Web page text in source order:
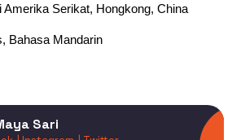
Amerika Serikat, Hongkong, China
Bahasa Mandarin
Sari